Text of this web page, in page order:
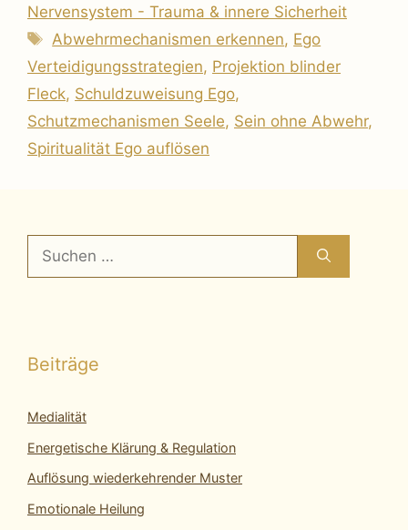
Nervensystem - Trauma & innere Sicherheit
Schlagwörter
Abwehrmechanismen erkennen, Ego
Verteidigungsstrategien, Projektion blinder
Fleck, Schuldzuweisung Ego,
Schutzmechanismen Seele, Sein ohne Abwehr,
Spiritualität Ego auflösen
Suchen
nach:
Beiträge
Medialität
Energetische Klärung & Regulation
Auflösung wiederkehrender Muster
Emotionale Heilung